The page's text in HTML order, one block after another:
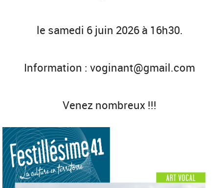
le samedi 6 juin 2026 à 16h30.
Information : voginant@gmail.com
Venez nombreux !!!